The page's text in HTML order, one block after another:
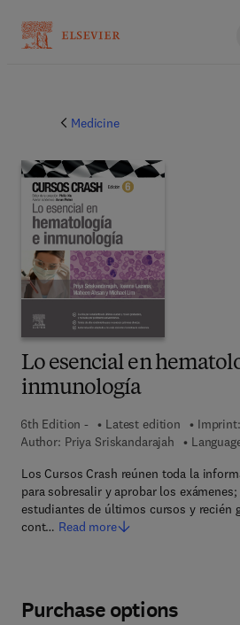
Medicine
Lo esencial en
inmunología
6th Edition - Latest edition Imprint:
Author: Priya Sriskandarajah
Los Cursos Crash reúnen toda la
para sobresalir y aprobar los
estudiantes de últimos cursos y recién
cont… Read more
Purchase options